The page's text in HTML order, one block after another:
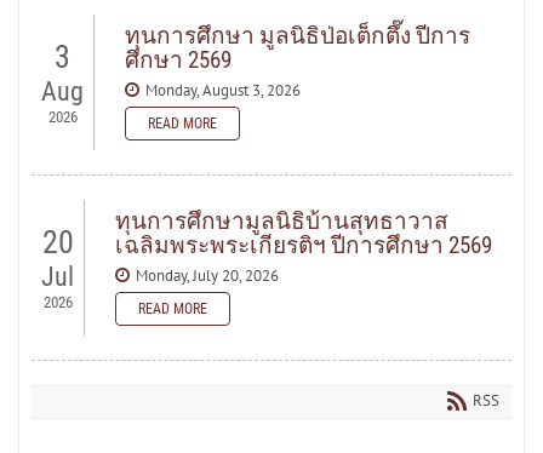
3
Aug
2026
ทุนการศึกษา มูลนิธิป่อเต็กตึ๊ง ปีการ
ศึกษา 2569
Monday, August 3, 2026
READ MORE
20
Jul
2026
ทุนการศึกษามูลนิธิบ้านสุทธาวาส
เฉลิมพระพระเกียรติฯ ปีการศึกษา 2569
Monday, July 20, 2026
READ MORE
READ MORE
RSS